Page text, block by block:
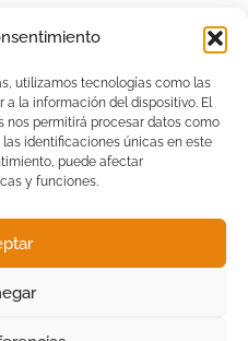
utilizamos tecnologías como las
la información del dispositivo. El
permitirá procesar datos como
identificaciones únicas en este
puede afectar
y funciones.
legal
privacidad